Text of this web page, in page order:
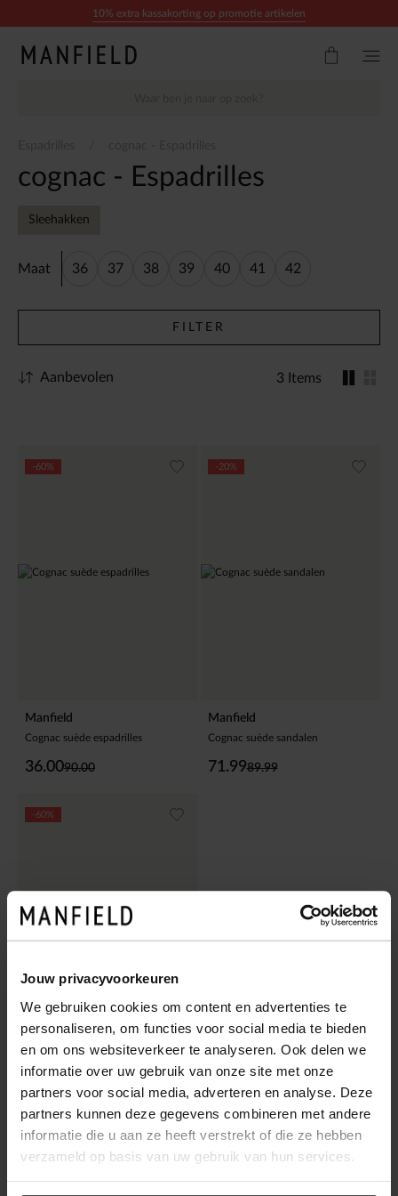
Jouw privacyvoorkeuren
We gebruiken cookies om content en advertenties te
personaliseren, om functies voor social media te bieden
en om ons websiteverkeer te analyseren. Ook delen we
informatie over uw gebruik van onze site met onze
partners voor social media, adverteren en analyse. Deze
partners kunnen deze gegevens combineren met andere
informatie die u aan ze heeft verstrekt of die ze hebben
verzameld op basis van uw gebruik van hun services.
Doorgaan naar artikel10% extra kassakorting op promotie artikelen
cognac - Espadrilles
Sleehakken
Maat 36 37 38 39 40 41 42
FILTER
3 Items
Aanbevolen
Manfield
Cognac suède espadrilles
90.00
36.00
-60%
Manfield
Cognac suède sandalen
89.99
71.99
-20%
Manfield
100.00
40.00
-60%